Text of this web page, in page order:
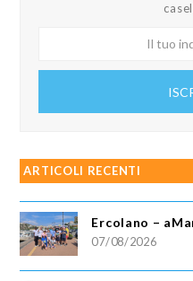
ARTICOLI RECENTI
Ercolano –
07/08/2026